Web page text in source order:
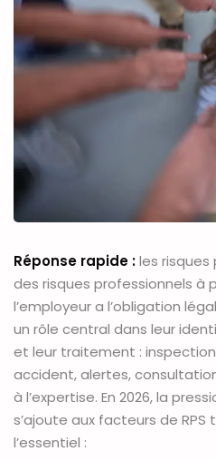
Réponse rapide :les risques
des risques professionnels à
l’employeur a l’obligation
un rôle central dans leur
et leur traitement :
accident, alertes,
à l’expertise. En 2026, la
s’ajoute aux facteurs de RPS
l’essentiel :